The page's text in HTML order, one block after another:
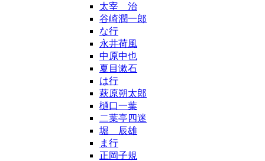
太宰 治
谷崎潤一郎
な行
永井荷風
中原中也
夏目漱石
は行
萩原朔太郎
樋口一葉
二葉亭四迷
堀 辰雄
ま行
正岡子規